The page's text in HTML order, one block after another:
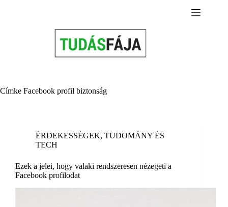
Címke Facebook profil biztonság
ÉRDEKESSÉGEK, TUDOMÁNY ÉS
TECH
Ezek a jelei, hogy valaki rendszeresen nézegeti a
Facebook profilodat